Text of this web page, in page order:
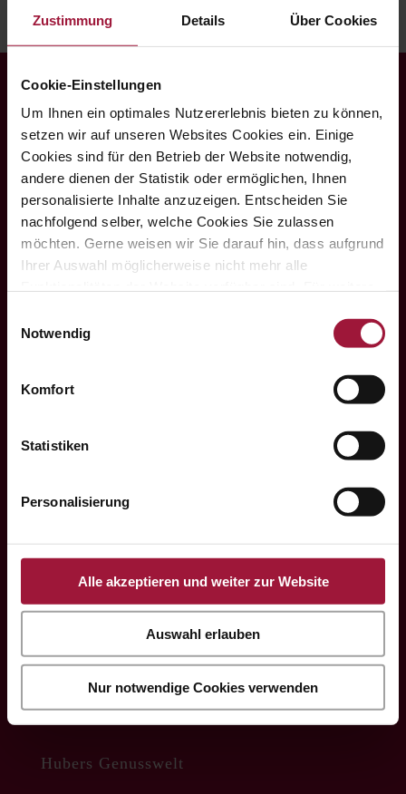
Zustimmung Details Über Cookies
Cookie-Einstellungen
Um Ihnen ein optimales Nutzererlebnis bieten zu können,
setzen wir auf unseren Websites Cookies ein. Einige
Cookies sind für den Betrieb der Website notwendig,
andere dienen der Statistik oder ermöglichen, Ihnen
personalisierte Inhalte anzuzeigen. Entscheiden Sie
nachfolgend selber, welche Cookies Sie zulassen
möchten. Gerne weisen wir Sie darauf hin, dass aufgrund
Ihrer Auswahl möglicherweise nicht mehr alle
Datenschutzerklärung und Cookie Policy.
Notwendig
Komfort
Statistiken
Personalisierung
Alle akzeptieren und weiter zur Website
Auswahl erlauben
Nur notwendige Cookies verwenden
Hubers Landhendl GmbH

Hauptstraße 80



Mo.-Fr. 7:00 - 16:00
Hubers Genusswelt